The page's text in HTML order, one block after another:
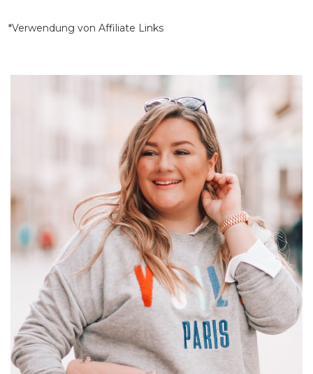
*Verwendung von Affiliate Links